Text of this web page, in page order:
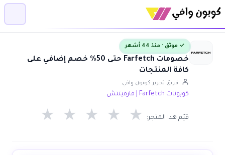
✓ موثق · منذ 44 أشهر
خصومات Farfetch حتى 50% خصم إضافي على
كافة المنتجات
فريق تحرير كوبون وافي
كوبونات Farfetch | فارفيتتش
قيّم هذا المتجر: ★ ★ ★ ★ ★